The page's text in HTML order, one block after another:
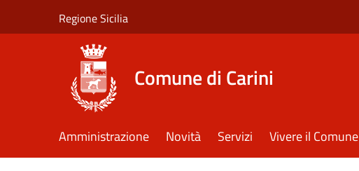
Regione Sicilia
Comune di Carini
Amministrazione Novità Servizi Vivere il Comune